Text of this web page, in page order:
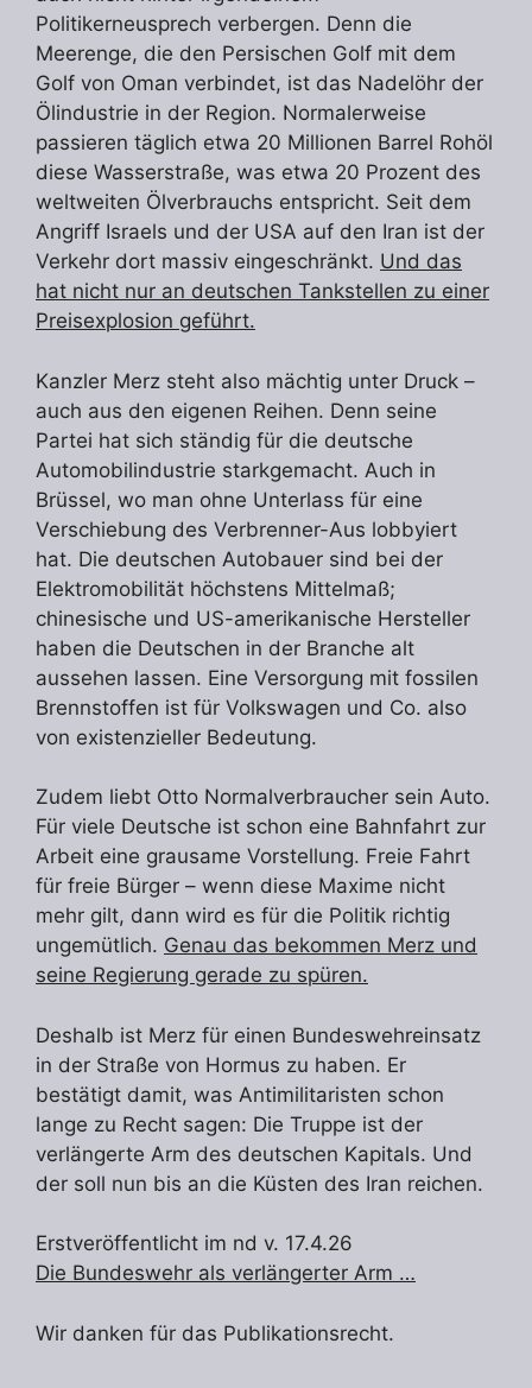
Politikerneusprech verbergen. Denn die
Meerenge, die den Persischen Golf mit dem
Golf von Oman verbindet, ist das Nadelöhr der
Ölindustrie in der Region. Normalerweise
passieren täglich etwa 20 Millionen Barrel Rohöl
diese Wasserstraße, was etwa 20 Prozent des
weltweiten Ölverbrauchs entspricht. Seit dem
Angriff Israels und der USA auf den Iran ist der
Verkehr dort massiv eingeschränkt. Und das
hat nicht nur an deutschen Tankstellen zu einer
Preisexplosion geführt.
Kanzler Merz steht also mächtig unter Druck –
auch aus den eigenen Reihen. Denn seine
Partei hat sich ständig für die deutsche
Automobilindustrie starkgemacht. Auch in
Brüssel, wo man ohne Unterlass für eine
Verschiebung des Verbrenner-Aus lobbyiert
hat. Die deutschen Autobauer sind bei der
Elektromobilität höchstens Mittelmaß;
chinesische und US-amerikanische Hersteller
haben die Deutschen in der Branche alt
aussehen lassen. Eine Versorgung mit fossilen
Brennstoffen ist für Volkswagen und Co. also
von existenzieller Bedeutung.
Zudem liebt Otto Normalverbraucher sein Auto.
Für viele Deutsche ist schon eine Bahnfahrt zur
Arbeit eine grausame Vorstellung. Freie Fahrt
für freie Bürger – wenn diese Maxime nicht
mehr gilt, dann wird es für die Politik richtig
ungemütlich. Genau das bekommen Merz und
seine Regierung gerade zu spüren.
Deshalb ist Merz für einen Bundeswehreinsatz
in der Straße von Hormus zu haben. Er
bestätigt damit, was Antimilitaristen schon
lange zu Recht sagen: Die Truppe ist der
verlängerte Arm des deutschen Kapitals. Und
der soll nun bis an die Küsten des Iran reichen.
Erstveröffentlicht im nd v. 17.4.26
Die Bundeswehr als verlängerter Arm …
Wir danken für das Publikationsrecht.